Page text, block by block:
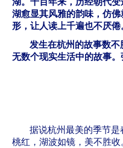
湖。千百年来，历经朝代
湖愈显其风雅的韵味，仿
形，让人读上千遍也不厌倦
发生在杭州的故事数
无数个现实生活中的故事。
据说杭州最美的季节
桃红，湖波如镜，美不胜收